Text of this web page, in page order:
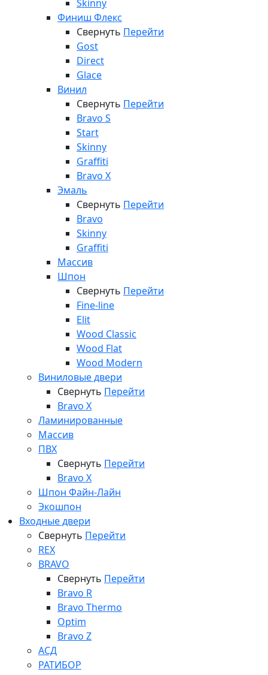
Skinny
Финиш Флекс
Свернуть Перейти
Gost
Direct
Glace
Винил
Свернуть Перейти
Bravo S
Start
Skinny
Graffiti
Bravo X
Эмаль
Свернуть Перейти
Bravo
Skinny
Graffiti
Массив
Шпон
Свернуть Перейти
Fine-line
Elit
Wood Classic
Wood Flat
Wood Modern
Виниловые двери
Свернуть Перейти
Bravo X
Ламинированные
Массив
ПВХ
Свернуть Перейти
Bravo X
Шпон Файн-Лайн
Экошпон
Входные двери
Свернуть Перейти
REX
BRAVO
Свернуть Перейти
Bravo R
Bravo Thermo
Optim
Bravo Z
АСД
РАТИБОР